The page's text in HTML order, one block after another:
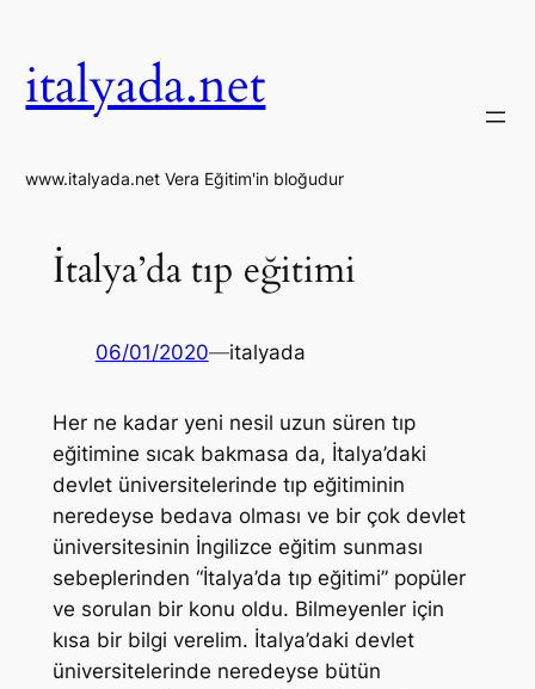
italyada.net
www.italyada.net Vera Eğitim'in bloğudur
İtalya’da tıp eğitimi
06/01/2020—italyada
Her ne kadar yeni nesil uzun süren tıp
eğitimine sıcak bakmasa da, İtalya’daki
devlet üniversitelerinde tıp eğitiminin
neredeyse bedava olması ve bir çok devlet
üniversitesinin İngilizce eğitim sunması
sebeplerinden “İtalya’da tıp eğitimi” popüler
ve sorulan bir konu oldu. Bilmeyenler için
kısa bir bilgi verelim. İtalya’daki devlet
üniversitelerinde neredeyse bütün